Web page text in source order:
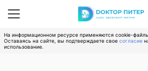
На информационном ресурсе применяются cookie-
Оставаясь на сайте, вы подтверждаете свое согласие
использование.